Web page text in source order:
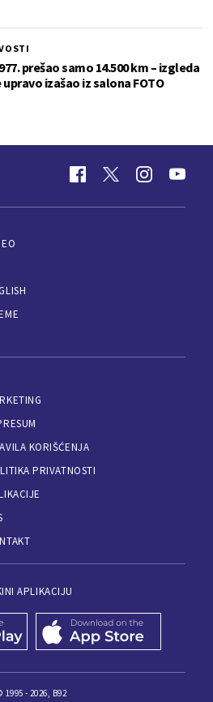
prešao samo 14.500 km – izgleda
upravo izašao iz salona FOTO
KORIŠĆENJA
PRIVATNOSTI
APLIKACIJU
1995 - 2026, B92